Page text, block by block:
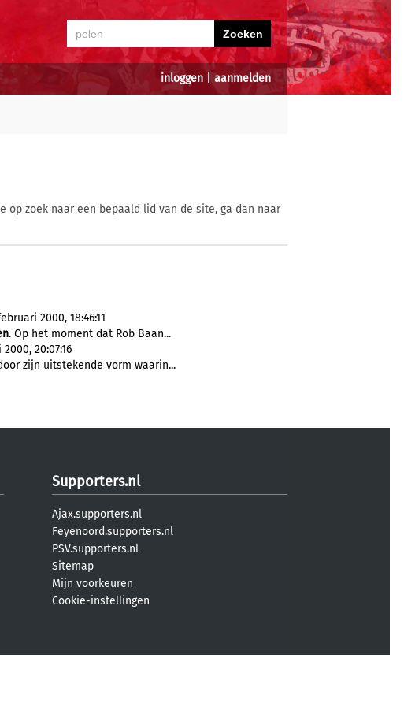
inloggen aanmelden
op zoek naar een bepaald lid van de site, ga dan naar
2000, 18:46:11
. Op het moment dat Rob Baan...
20:07:16
zijn uitstekende vorm waarin...
Supporters.nl
Ajax.supporters.nl
Feyenoord.supporters.nl
PSV.supporters.nl
Sitemap
Mijn voorkeuren
Cookie-instellingen